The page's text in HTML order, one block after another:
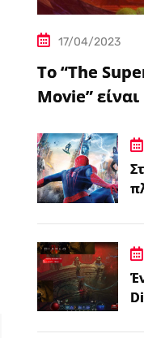
17/04/2023
Το “The
Movie”
μεταφορά